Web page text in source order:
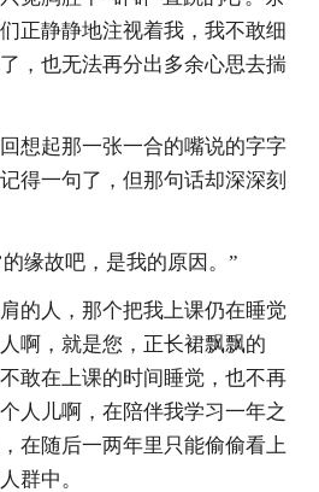
正静静地注视着我，我不敢细
，也无法再分出多余心思去揣
想起那一张一合的嘴说的字字
得一句了，但那句话却深深刻
的缘故吧，是我的原因。”
的人，那个把我上课仍在睡觉
啊，就是您，正长裙飘飘的
敢在上课的时间睡觉，也不再
人儿啊，在陪伴我学习一年之
在随后一两年里只能偷偷看上
群中。